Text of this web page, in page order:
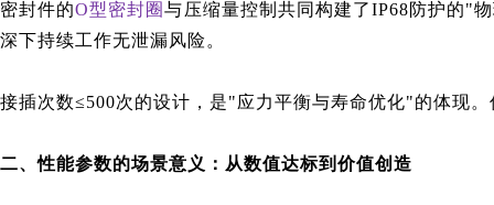
密封件的O型密封圈与压缩量控制共同构建了IP68防护的"
深下持续工作无泄漏风险。
接插次数≤500次的设计，是"应力平衡与寿命优化"的体现
二、性能参数的场景意义：从数值达标到价值创造